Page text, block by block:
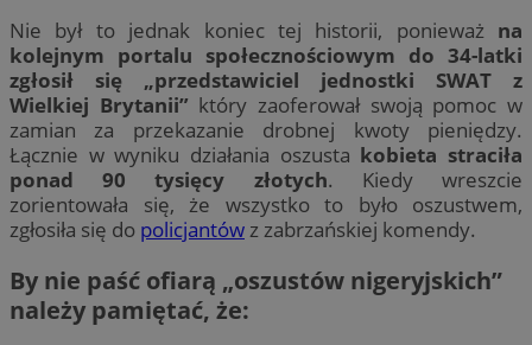
Nie był to jednak koniec tej historii, ponieważ na
kolejnym portalu społecznościowym do 34-latki
zgłosił się „przedstawiciel jednostki SWAT z
Wielkiej Brytanii” który zaoferował swoją pomoc w
zamian za przekazanie drobnej kwoty pieniędzy.
Łącznie w wyniku działania oszusta kobieta straciła
ponad 90 tysięcy złotych. Kiedy wreszcie
zorientowała się, że wszystko to było oszustwem,
zgłosiła się do policjantówz zabrzańskiej komendy.
By nie paść ofiarą „oszustów nigeryjskich”
należy pamiętać, że: